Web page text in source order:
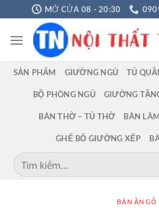
Chuyển
đến
nội
MỞ CỬA 08 - 20:30
SẢN PHẨM GIƯỜNG NGỦ TỦ
BỘ PHÒNG NGỦ GIƯỜNG
BÀN THỜ – TỦ THỜ BÀN
GHẾ BỐ GIƯỜNG XẾP
Tìm
kiếm:
BÀN ĂN GỖ